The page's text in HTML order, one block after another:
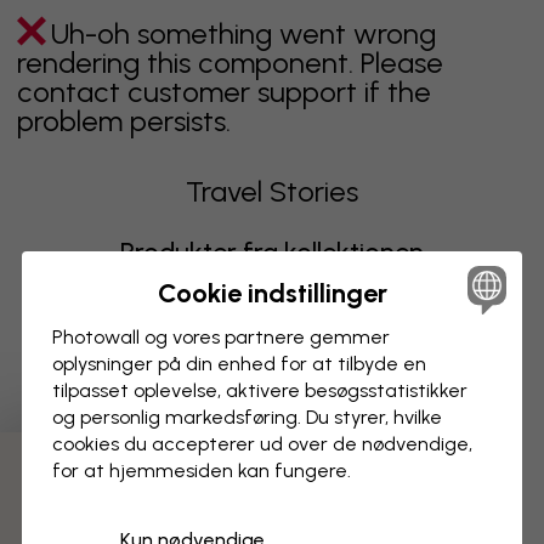
Uh-oh something went wrong
rendering this component. Please
contact customer support if the
problem persists.
Travel Stories
Produkter fra kollektionen
Uh-oh something went wrong
rendering this component. Please
contact customer support if the
problem persists.
Cookie indstillinger
Photowall og vores partnere gemmer
oplysninger på din enhed for at tilbyde en
tilpasset oplevelse, aktivere besøgs­statistikker
og personlig markedsføring. Du styrer, hvilke
cookies du accepterer ud over de nødvendige,
for at hjemmesiden kan fungere.